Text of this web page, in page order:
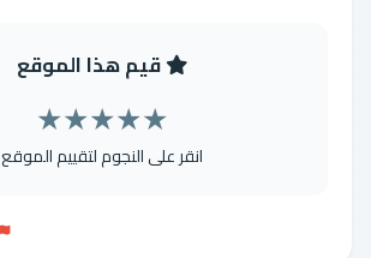
قيم هذا الموقع
★
★
★
★
★
انقر على النجوم لتقييم الموقع